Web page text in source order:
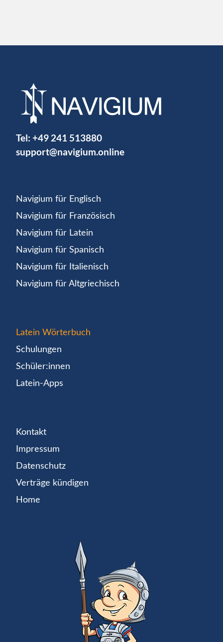
Tel: +49 241 513880
support@navigium.online
Navigium für Englisch
Navigium für Französisch
Navigium für Latein
Navigium für Spanisch
Navigium für Italienisch
Navigium für Altgriechisch
Latein Wörterbuch
Schulungen
Schüler:innen
Latein-Apps
Kontakt
Impressum
Datenschutz
Verträge kündigen
Home